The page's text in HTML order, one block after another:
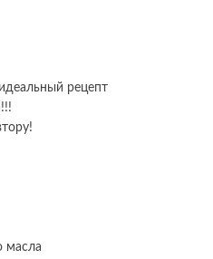
рецепт
масла